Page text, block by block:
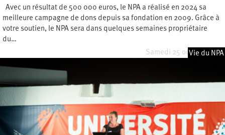
Avec un résultat de 500 000 euros, le NPA a réalisé en 2024 sa
meilleure campagne de dons depuis sa fondation en 2009. Grâce à
votre soutien, le NPA sera dans quelques semaines propriétaire
du…
Samedi 25 octobre 2025
Vie du NPA